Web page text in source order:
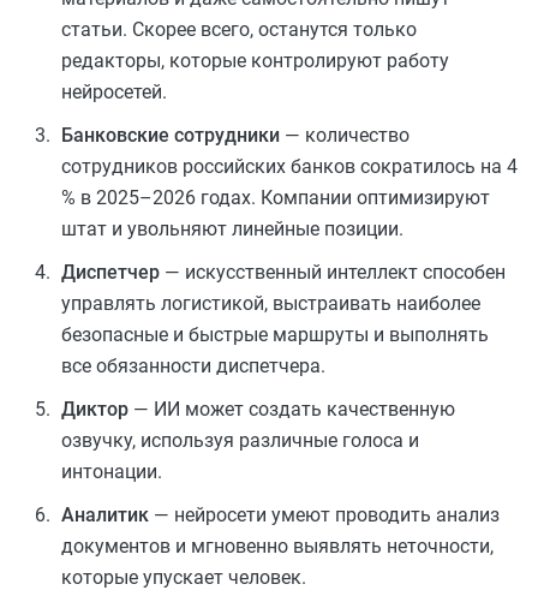
статьи. Скорее всего, останутся только
редакторы, которые контролируют работу
нейросетей.
Банковские сотрудники — количество
сотрудников российских банков сократилось на 4
% в 2025–2026 годах. Компании оптимизируют
штат и увольняют линейные позиции.
Диспетчер — искусственный интеллект способен
управлять логистикой, выстраивать наиболее
безопасные и быстрые маршруты и выполнять
все обязанности диспетчера.
Диктор — ИИ может создать качественную
озвучку, используя различные голоса и
интонации.
Аналитик — нейросети умеют проводить анализ
документов и мгновенно выявлять неточности,
которые упускает человек.